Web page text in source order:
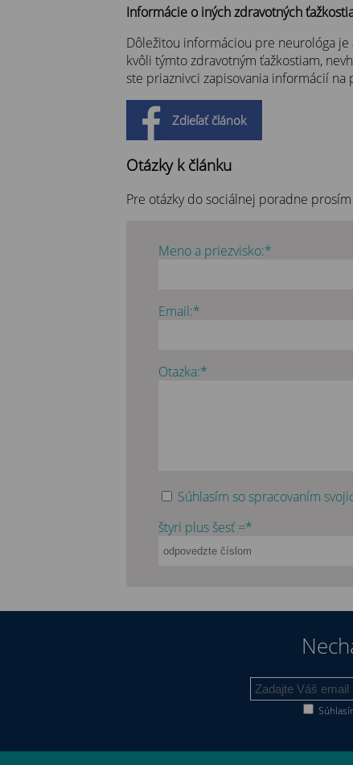
Informácie o iných zdravotných
Dôležitou informáciou pre neurológa
kvôli týmto zdravotným ťažkostiam,
ste priaznivci zapisovania informácií
Zdieľať článok
Otázky k článku
Pre otázky do sociálnej poradne
Meno a priezvisko:*
Email:*
Otazka:*
Súhlasím so spracovaním
štyri plus šesť =*